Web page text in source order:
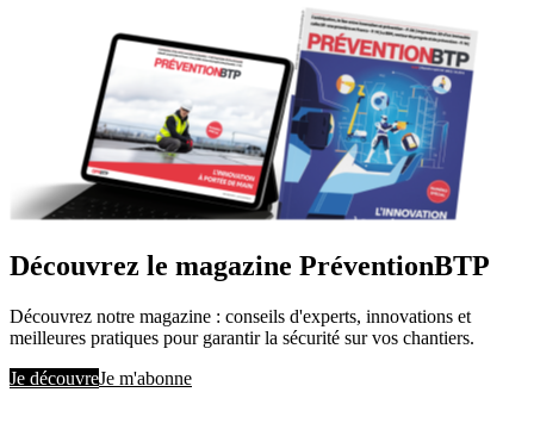
Découvrez le magazine PréventionBTP
Découvrez notre magazine : conseils d'experts, innovations et
meilleures pratiques pour garantir la sécurité sur vos chantiers.
Je découvreJe m'abonne